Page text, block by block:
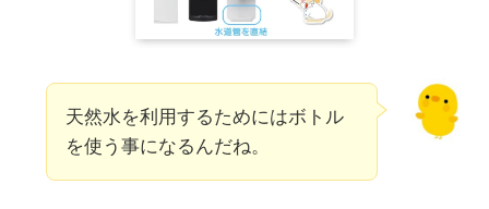
天然水を利用するためにはボトル
を使う事になるんだね。